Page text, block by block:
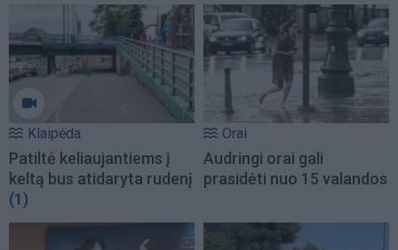
Klaipėda
Patiltė keliaujantiems į
keltą bus atidaryta rudenį
(1)
Orai
Audringi orai gali
prasidėti nuo 15 valandos